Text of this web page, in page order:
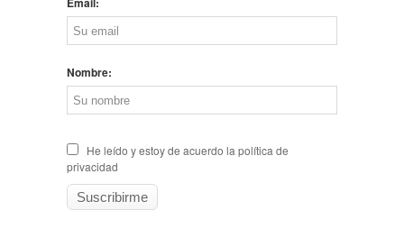
Nombre:
He leído y estoy de acuerdo la política de
privacidad